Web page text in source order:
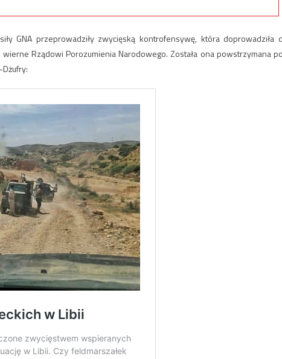
GNA przeprowadziły zwycięską kontrofensywę, która doprowadziła
Rządowi Porozumienia Narodowego. Została ona powstrzymana